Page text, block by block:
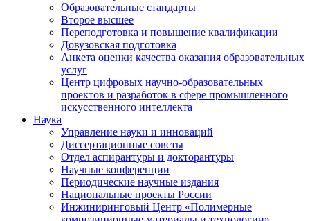
Образовательные стандарты
Второе высшее
Переподготовка и повышение квалификации
Довузовская подготовка
Анкета оценки качества оказания образовательных
услуг
Центр цифровых научно-образовательных
проектов и разработок в сфере промышленного
искусственного интеллекта
Наука
Управление науки и инноваций
Диссертационные советы
Отдел аспирантуры и докторантуры
Научные конференции
Периодические научные издания
Национальные проекты России
Инжиниринговый Центр «Полимерные